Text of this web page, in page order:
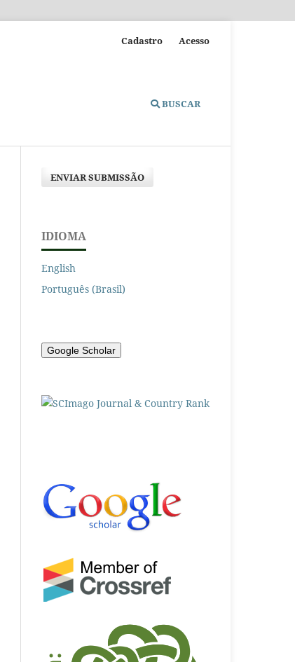
BUSCAR
Cadastro Acesso
ENVIAR SUBMISSÃO
IDIOMA
English
Português (Brasil)
Google Scholar